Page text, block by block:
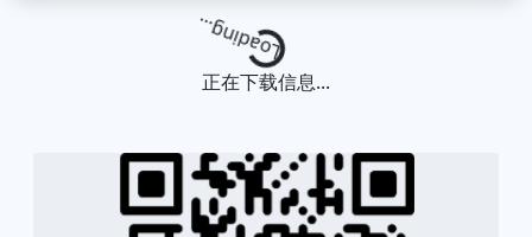
Loading...
正在下载信息...